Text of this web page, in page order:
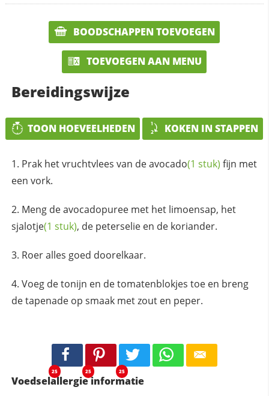
BOODSCHAPPEN TOEVOEGEN
TOEVOEGEN AAN MENU
Bereidingswijze
TOON HOEVEELHEDEN KOKEN IN STAPPEN
Prak het vruchtvlees van deavocado(1 stuk) fijn met
een vork.
Meng de avocadopuree met het limoensap, het
sjalotje(1 stuk), de peterselie en de koriander.
Roer alles goed doorelkaar.
Voeg de tonijn en de tomatenblokjes toe en breng
de tapenade op smaak met zout en peper.
25 25 25
Voedselallergie informatie